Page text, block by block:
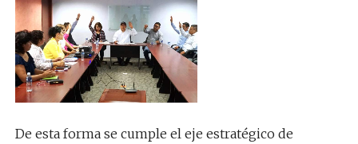
De esta forma se cumple el eje estratégico de